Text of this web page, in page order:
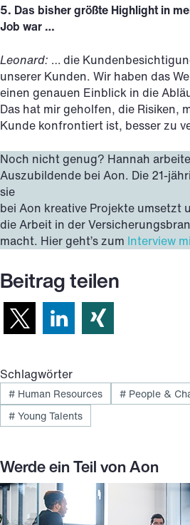
5. Das bisher größte Highlight in
Job war …
Leonard: … die
unserer Kunden. Wir haben das
einen genauen Einblick in die
Das hat mir geholfen, die Risiken,
Kunde konfrontiert ist, besser zu
Noch nicht genug? Hannah
Auszubildende bei Aon. Die 21-
sie
bei Aon kreative Projekte umsetzt
die Arbeit in der
macht. Hier geht’s zum Interview
Beitrag teilen
Schlagwörter
#Human Resources #People &
#Young Talents
Werde ein Teil von Aon